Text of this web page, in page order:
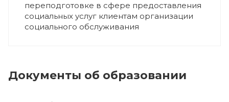
переподготовке в сфере предоставления
социальных услуг клиентам организации
социального обслуживания
Документы об образовании